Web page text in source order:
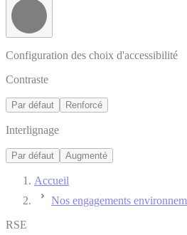
Configuration des choix d'accessibilité
Contraste
Par défaut Renforcé
Interlignage
Par défaut Augmenté
Accueil
Nos engagements
RSE